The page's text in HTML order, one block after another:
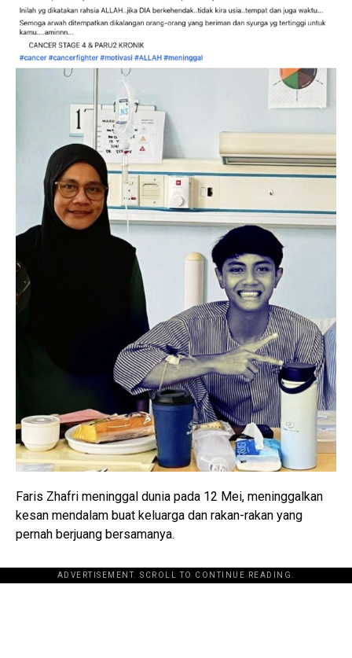
Faris Zhafri meninggal dunia pada 12 Mei, meninggalkan
kesan mendalam buat keluarga dan rakan-rakan yang
pernah berjuang bersamanya.
ADVERTISEMENT. SCROLL TO CONTINUE READING.